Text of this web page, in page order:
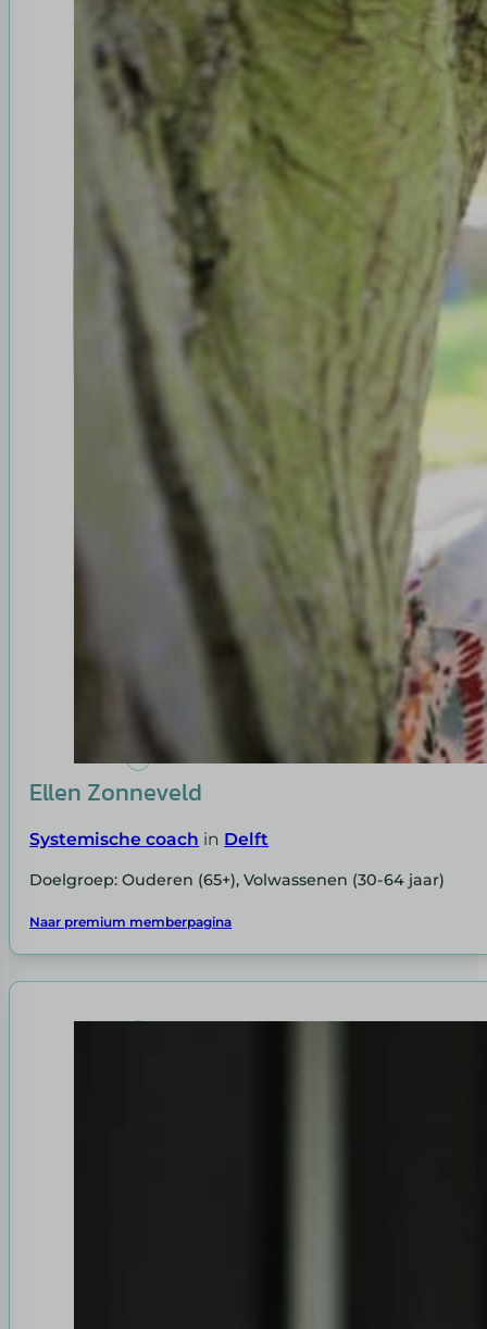
Ellen Zonneveld
Systemische coach in Delft
Doelgroep: Ouderen (65+), Volwassenen (30-64 jaar)
Naar premium memberpagina